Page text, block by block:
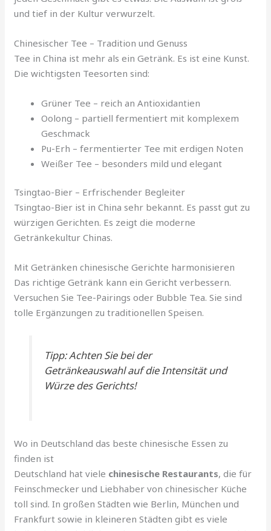
und tief in der Kultur verwurzelt.
Chinesischer Tee – Tradition und Genuss
Tee in China ist mehr als ein Getränk. Es ist eine Kunst.
Die wichtigsten Teesorten sind:
Grüner Tee – reich an Antioxidantien
Oolong – partiell fermentiert mit komplexem
Geschmack
Pu-Erh – fermentierter Tee mit erdigen Noten
Weißer Tee – besonders mild und elegant
Tsingtao-Bier – Erfrischender Begleiter
Tsingtao-Bier ist in China sehr bekannt. Es passt gut zu
würzigen Gerichten. Es zeigt die moderne
Getränkekultur Chinas.
Mit Getränken chinesische Gerichte harmonisieren
Das richtige Getränk kann ein Gericht verbessern.
Versuchen Sie Tee-Pairings oder Bubble Tea. Sie sind
tolle Ergänzungen zu traditionellen Speisen.
Tipp: Achten Sie bei der
Getränkeauswahl auf die Intensität und
Würze des Gerichts!
Wo in Deutschland das beste chinesische Essen zu
finden ist
Deutschland hat viele chinesische Restaurants, die für
Feinschmecker und Liebhaber von chinesischer Küche
toll sind. In großen Städten wie Berlin, München und
Frankfurt sowie in kleineren Städten gibt es viele